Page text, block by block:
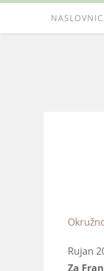
Rujan
Za